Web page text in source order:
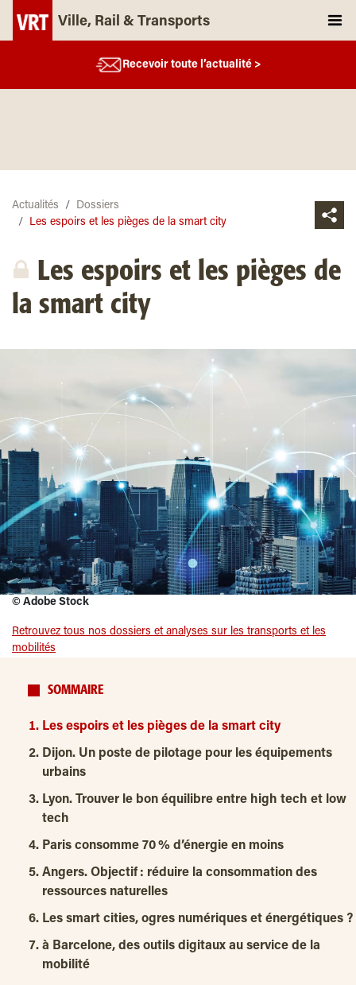
Ville, Rail & Transports
Recevoir toute l’actualité >
Actualités
Dossiers
Les espoirs et les pièges de la smart city
Les espoirs et les pièges de
la smart city
© Adobe Stock
Retrouvez tous nos dossiers et analyses sur les transports et les
mobilités
SOMMAIRE
Les espoirs et les pièges de la smart city
Dijon. Un poste de pilotage pour les équipements
urbains
Lyon. Trouver le bon équilibre entre high tech et low
tech
Paris consomme 70 % d’énergie en moins
Angers. Objectif : réduire la consommation des
ressources naturelles
Les smart cities, ogres numériques et énergétiques ?
à Barcelone, des outils digitaux au service de la
mobilité